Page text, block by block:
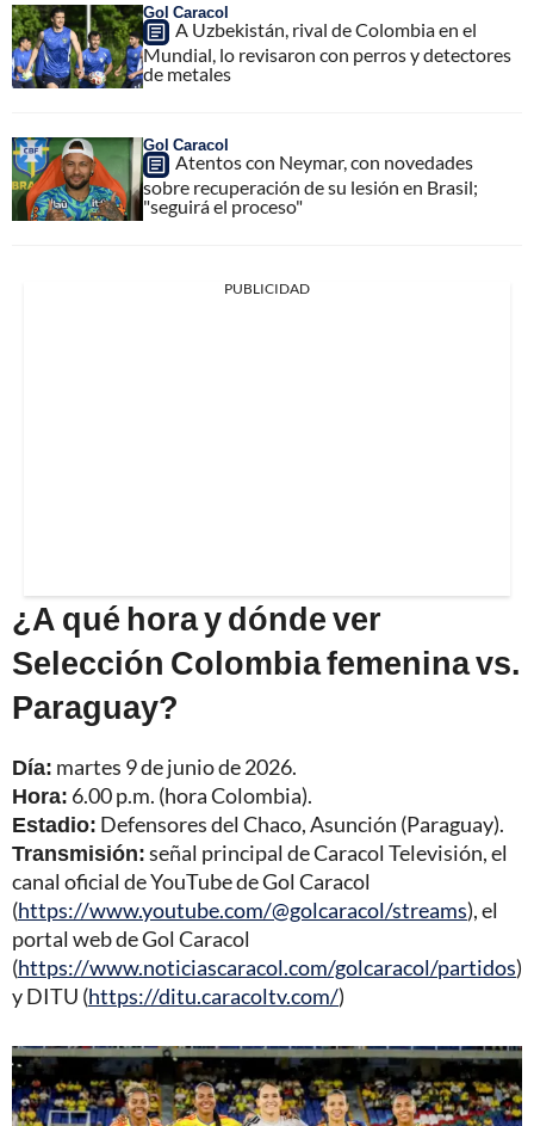
Gol Caracol
A Uzbekistán, rival de Colombia en el
Mundial, lo revisaron con perros y detectores
de metales
Gol Caracol
Atentos con Neymar, con novedades
sobre recuperación de su lesión en Brasil;
"seguirá el proceso"
PUBLICIDAD
¿A qué hora y dónde ver
Selección Colombia femenina vs.
Paraguay?
Día: martes 9 de junio de 2026.
Hora: 6.00 p.m. (hora Colombia).
Estadio: Defensores del Chaco, Asunción (Paraguay).
Transmisión:señal principal de Caracol Televisión, el
canal oficial de YouTube de Gol Caracol
(https://www.youtube.com/@golcaracol/streams), el
portal web de Gol Caracol
(https://www.noticiascaracol.com/golcaracol/partidos)
y DITU (https://ditu.caracoltv.com/)